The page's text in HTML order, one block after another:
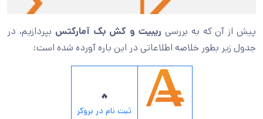
پیش از آن که به بررسی ریبیت و کش بک آمارکتس بپردازیم، در
جدول زیر بطور خلاصه اطلاعاتی در این باره آورده شده است:
🔥
ثبت نام در بروکر